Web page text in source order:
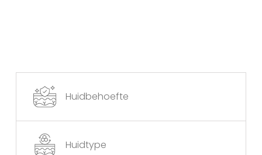
Huidbehoefte
Huidtype